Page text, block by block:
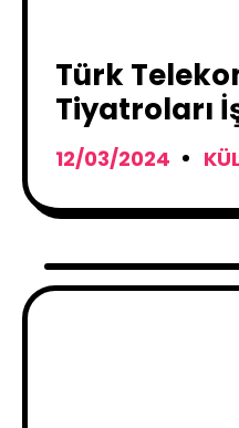
Türk
Tiyatroları
AKM’de
12/03/2024